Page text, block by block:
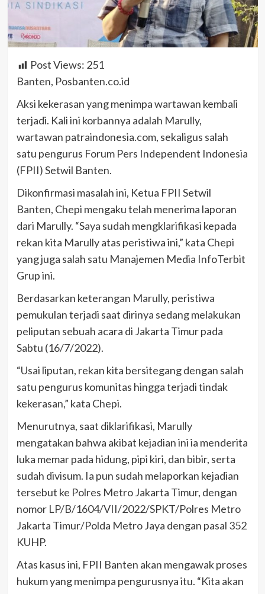
Post Views: 251
Banten, Posbanten.co.id
Aksi kekerasan yang menimpa wartawan kembali
terjadi. Kali ini korbannya adalah Marully,
wartawan patraindonesia.com, sekaligus salah
satu pengurus Forum Pers Independent Indonesia
(FPII) Setwil Banten.
Dikonfirmasi masalah ini, Ketua FPII Setwil
Banten, Chepi mengaku telah menerima laporan
dari Marully. “Saya sudah mengklarifikasi kepada
rekan kita Marully atas peristiwa ini,” kata Chepi
yang juga salah satu Manajemen Media InfoTerbit
Grup ini.
Berdasarkan keterangan Marully, peristiwa
pemukulan terjadi saat dirinya sedang melakukan
peliputan sebuah acara di Jakarta Timur pada
Sabtu (16/7/2022).
“Usai liputan, rekan kita bersitegang dengan salah
satu pengurus komunitas hingga terjadi tindak
kekerasan,” kata Chepi.
Menurutnya, saat diklarifikasi, Marully
mengatakan bahwa akibat kejadian ini ia menderita
luka memar pada hidung, pipi kiri, dan bibir, serta
sudah divisum. Ia pun sudah melaporkan kejadian
tersebut ke Polres Metro Jakarta Timur, dengan
nomor LP/B/1604/VII/2022/SPKT/Polres Metro
Jakarta Timur/Polda Metro Jaya dengan pasal 352
KUHP.
Atas kasus ini, FPII Banten akan mengawak proses
hukum yang menimpa pengurusnya itu. “Kita akan